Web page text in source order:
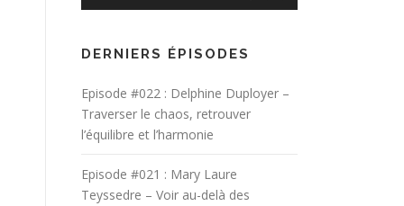
DERNIERS ÉPISODES
Episode #022 : Delphine Duployer –
Traverser le chaos, retrouver
l’équilibre et l’harmonie
Episode #021 : Mary Laure
Teyssedre – Voir au-delà des